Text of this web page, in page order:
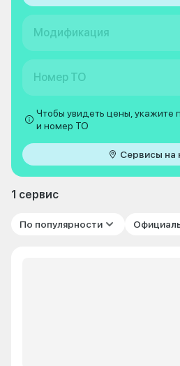
Модификация
Номер ТО
Чтобы увидеть цены, укажите
и номер ТО
Сервисы на
1 сервис
По популярности